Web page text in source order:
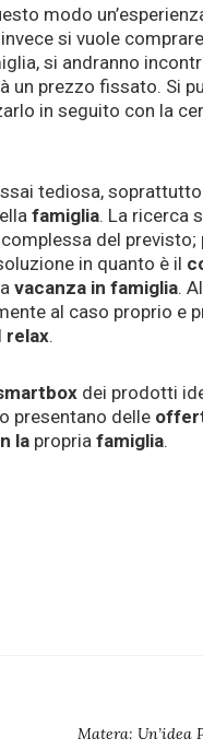
modo
si vuole
si andranno
un prezzo fissato. Si
in seguito con la
tediosa,
famiglia. La ricerca
del
in quanto è il
vacanza in famiglia.
al caso proprio e
relax.
dei prodotti
presentano delle
la propria famiglia.
Matera: Un’idea